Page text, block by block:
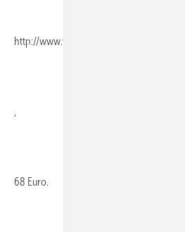
http://www.werner-verlag.de
68 Euro.